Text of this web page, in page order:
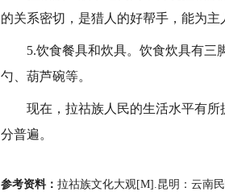
的关系密切，是猎人的好帮手，能为
5.饮食餐具和炊具。饮食炊具有三
勺、葫芦碗等。
现在，拉祜族人民的生活水平有所
分普遍。
参考资料： 拉祜族文化大观[M].昆明：云南民